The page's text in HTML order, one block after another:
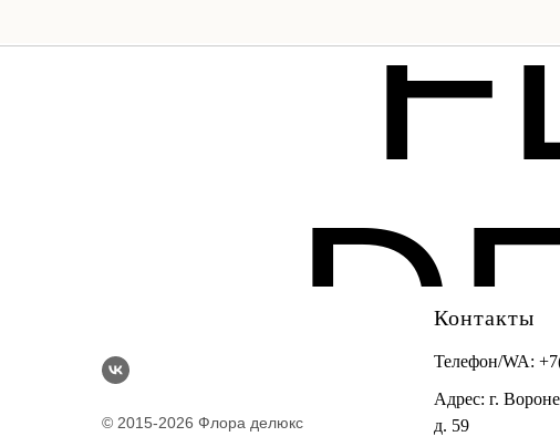
© 2015-2026 Флора делюкс
Контакты
Телефон/WA:
Адрес: г.
д. 59